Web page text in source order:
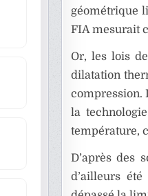
géométrique
FIA mesurait
Or, les lois
dilatation
compression.
la
température,
D’après des
d’ailleurs